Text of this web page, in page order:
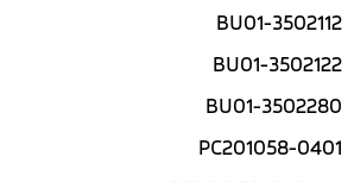
3502112-BU01
3502122-BU01
3502280-BU01
PC201058-0401